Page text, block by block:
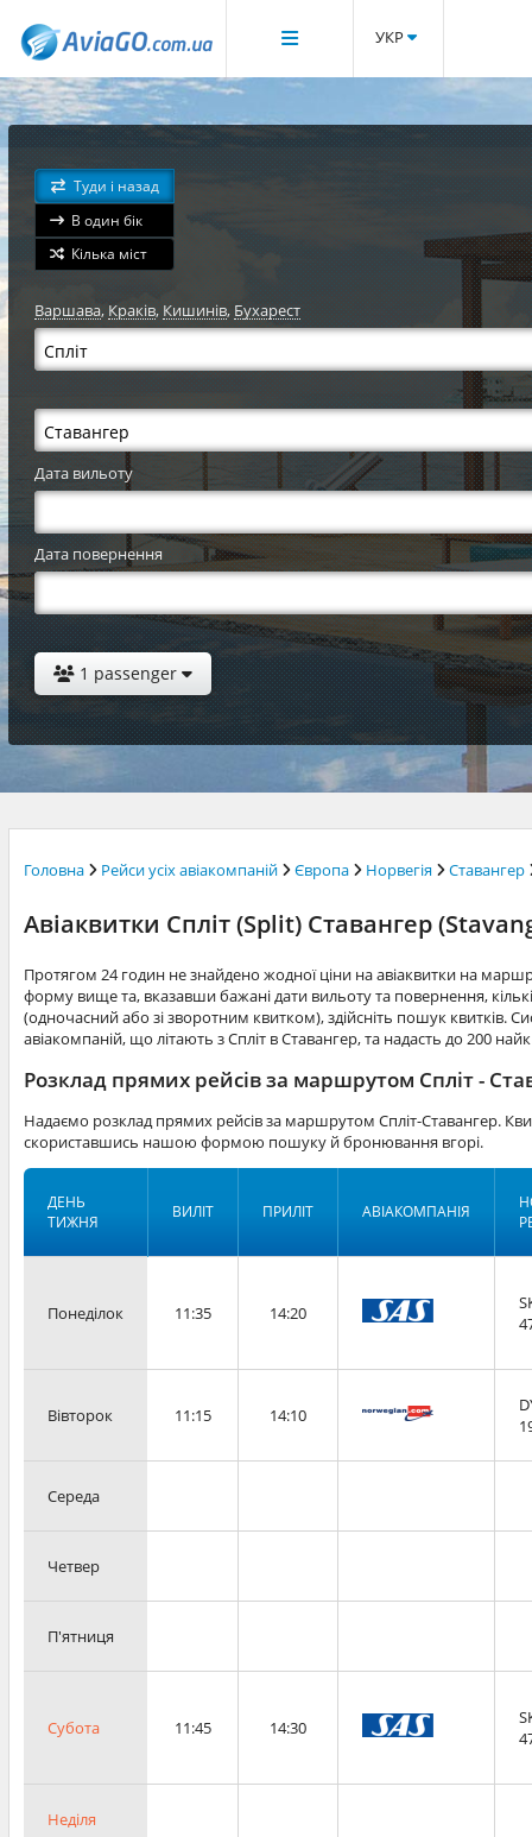
УКР
Туди і назад
В один бік
Кілька міст
Варшава,Краків,Кишинів,Бухарест
Дата вильоту
Дата повернення
1 passenger
Головна Рейси усіх авіакомпаній Європа Норвегія Ставангер
Авіаквитки Спліт (Split) Ставангер
Протягом 24 годин не знайдено жодної ціни на авіаквитки на
форму вище та, вказавши бажані дати вильоту та повернення,
(одночасний або зі зворотним квитком), здійсніть пошук квитків.
авіакомпаній, що літають з Спліт в Ставангер, та надасть до 200
Розклад прямих рейсів за маршрутом Спліт -
Надаємо розклад прямих рейсів за маршрутом Спліт-Ставангер.
скориставшись нашою формою пошуку й бронювання вгорі.
ДЕНЬ
ТИЖНЯ
ВИЛІТ ПРИЛІТ АВІАКОМПАНІЯ
Понеділок 11:35 14:20
Вівторок 11:15 14:10
Середа
Четвер
П'ятниця
Субота 11:45 14:30
Неділя